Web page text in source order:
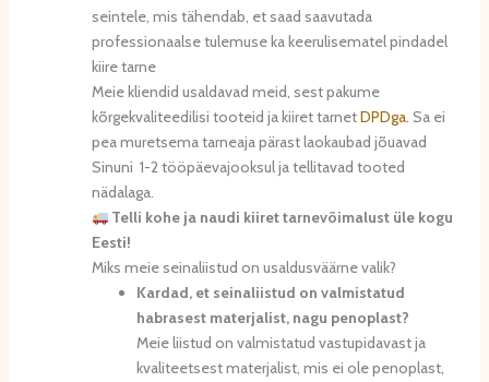
seintele, mis tähendab, et saad saavutada
professionaalse tulemuse ka keerulisematel pindadel
kiire tarne
Meie kliendid usaldavad meid, sest pakume
kõrgekvaliteedilisi tooteid ja kiiret tarnetDPDga. Sa ei
pea muretsema tarneaja pärast laokaubad jõuavad
Sinuni 1-2 tööpäevajooksul ja tellitavad tooted
nädalaga.
Telli kohe ja naudi kiiret tarnevõimalust üle kogu
Eesti!
Miks meie seinaliistud on usaldusväärne valik?
Kardad, et seinaliistud on valmistatud
habrasest materjalist, nagu penoplast?
Meie liistud on valmistatud vastupidavast ja
kvaliteetsest materjalist, mis ei ole penoplast,